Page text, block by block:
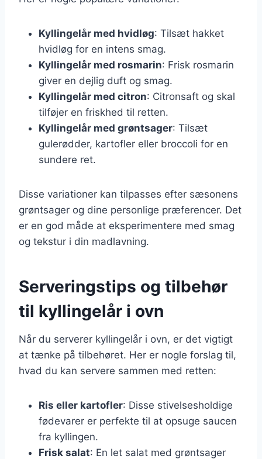
Kyllingelår med hvidløg: Tilsæt hakket
hvidløg for en intens smag.
Kyllingelår med rosmarin: Frisk rosmarin
giver en dejlig duft og smag.
Kyllingelår med citron: Citronsaft og skal
tilføjer en friskhed til retten.
Kyllingelår med grøntsager: Tilsæt
gulerødder, kartofler eller broccoli for en
sundere ret.
Disse variationer kan tilpasses efter sæsonens
grøntsager og dine personlige præferencer. Det
er en god måde at eksperimentere med smag
og tekstur i din madlavning.
Serveringstips og tilbehør
til kyllingelår i ovn
Når du serverer kyllingelår i ovn, er det vigtigt
at tænke på tilbehøret. Her er nogle forslag til,
hvad du kan servere sammen med retten:
Ris eller kartofler: Disse stivelsesholdige
fødevarer er perfekte til at opsuge saucen
fra kyllingen.
Frisk salat: En let salat med grøntsager